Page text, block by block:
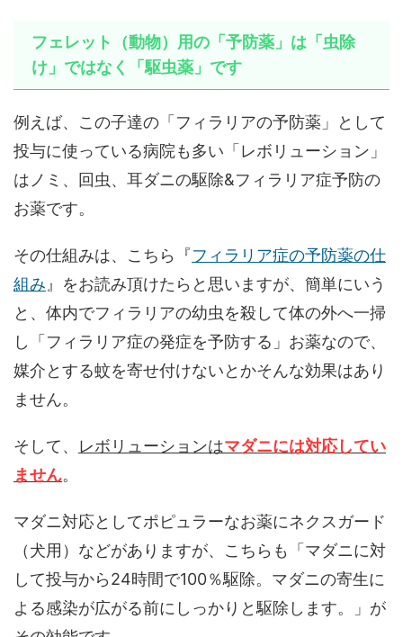
フェレット（動物）用の「予防薬」は「虫除
け」ではなく「駆虫薬」です
例えば、この子達の「フィラリアの予防薬」として
投与に使っている病院も多い「レボリューション」
はノミ、回虫、耳ダニの駆除&フィラリア症予防の
お薬です。
その仕組みは、こちら『フィラリア症の予防薬の仕
組み 』をお読み頂けたらと思いますが、簡単にいう
と、体内でフィラリアの幼虫を殺して体の外へ一掃
し「フィラリア症の発症を予防する」お薬なので、
媒介とする蚊を寄せ付けないとかそんな効果はあり
ません。
そして、 レボリューションはマダニには対応してい
ません。
マダニ対応としてポピュラーなお薬にネクスガード
（犬用）などがありますが、こちらも「マダニに対
して投与から24時間で100％駆除。マダニの寄生に
よる感染が広がる前にしっかりと駆除します。」が